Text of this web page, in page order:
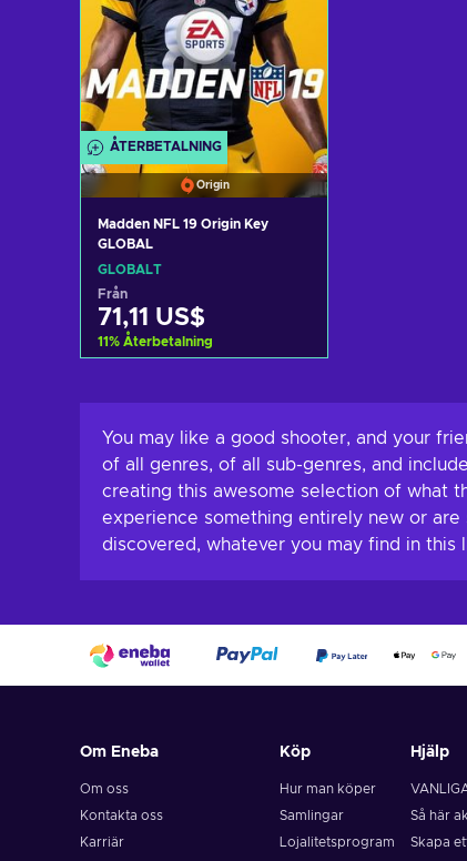
ÅTERBETALNING
Origin
Madden NFL 19 Origin Key
GLOBAL
GLOBALT
Från
71,11 US$
11% Återbetalning
View offers
You may like a good shooter, and your
of all genres, of all sub-genres, and
creating this awesome selection of what
experience something entirely new or
discovered, whatever you may find in
Om Eneba
Om oss
Kontakta oss
Karriär
Köp
Hur man köper
Samlingar
Lojalitetsprogram
Hjälp
Så här
Skapa